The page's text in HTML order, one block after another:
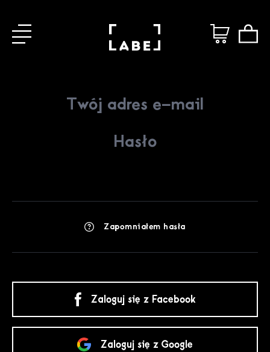
Zapomniałem hasła
Zaloguj się z Facebook
Zaloguj się z Google